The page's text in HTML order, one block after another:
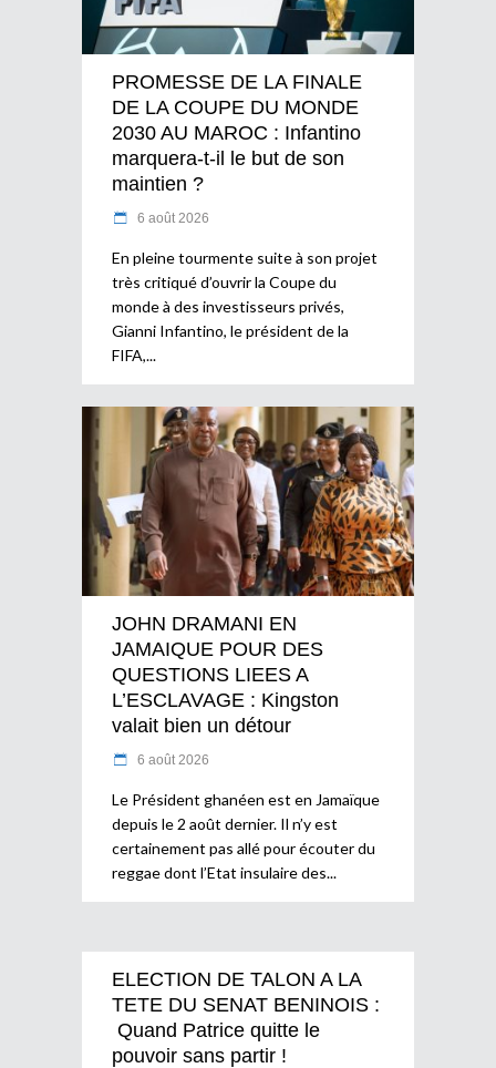
PROMESSE DE LA FINALE
DE LA COUPE DU MONDE
2030 AU MAROC : Infantino
marquera-t-il le but de son
maintien ?
6 août 2026
En pleine tourmente suite à son projet
très critiqué d’ouvrir la Coupe du
monde à des investisseurs privés,
Gianni Infantino, le président de la
FIFA,
JOHN DRAMANI EN
JAMAIQUE POUR DES
QUESTIONS LIEES A
L’ESCLAVAGE : Kingston
valait bien un détour
6 août 2026
Le Président ghanéen est en Jamaïque
depuis le 2 août dernier. Il n’y est
certainement pas allé pour écouter du
reggae dont l’Etat insulaire des
ELECTION DE TALON A LA
TETE DU SENAT BENINOIS :
Quand Patrice quitte le
pouvoir sans partir !